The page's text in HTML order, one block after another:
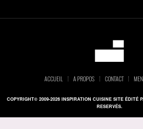
ACCUEIL A PROPOS CONTACT
COPYRIGHT© 2009-2026 INSPIRATION CUISINE SITE ÉDITÉ
RESERVÉS.